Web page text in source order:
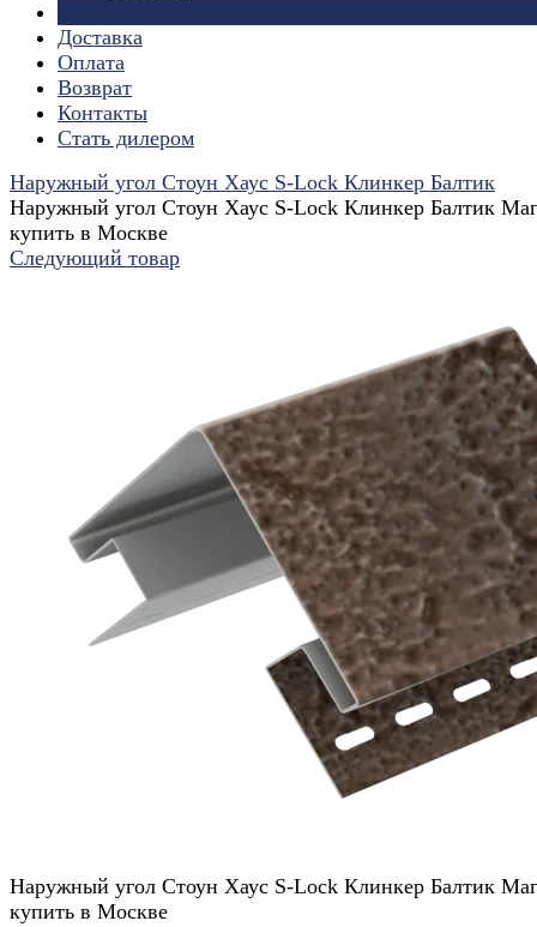
Доставка
Оплата
Возврат
Контакты
Стать дилером
Наружный угол Стоун Хаус S-Lock Клинкер Балтик
Наружный угол Стоун Хаус S-Lock Клинкер Балтик
купить в Москве
Следующий товар
Наружный угол Стоун Хаус S-Lock Клинкер Балтик
купить в Москве